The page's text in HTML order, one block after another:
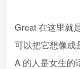
Great 在这里就
可以把它想像成
A 的人是女生的